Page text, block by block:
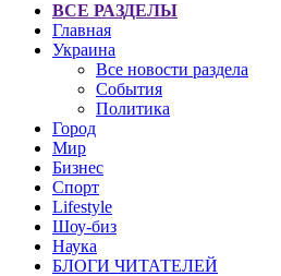
ВСЕ РАЗДЕЛЫ
Главная
Украина
Все новости раздела
События
Политика
Город
Мир
Бизнес
Спорт
Lifestyle
Шоу-биз
Наука
БЛОГИ ЧИТАТЕЛЕЙ